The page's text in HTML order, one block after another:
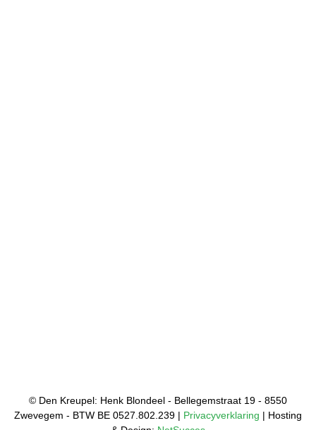
© Den Kreupel: Henk Blondeel - Bellegemstraat 19 - 8550
Zwevegem - BTW BE 0527.802.239 | Privacyverklaring | Hosting